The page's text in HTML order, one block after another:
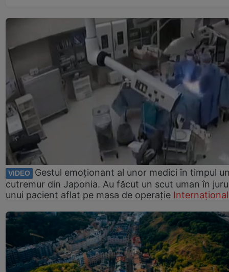
VIDEO
Gestul emoționant al unor medici în timpul
cutremur din Japonia. Au făcut un scut uman în
unui pacient aflat pe masa de operație Internațional